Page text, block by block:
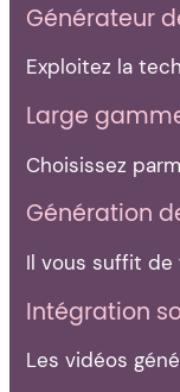
Générateur
Exploitez la
Large
Choisissez
Génération
Il vous suffit de
Intégration
Les vidéos